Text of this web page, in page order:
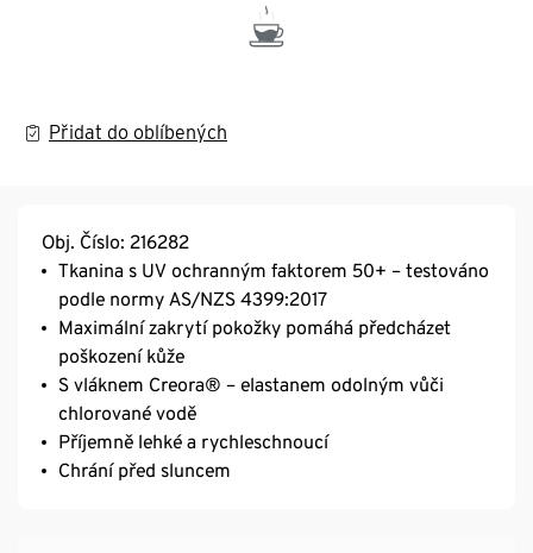
Přidat do oblíbených
Obj. Číslo: 216282
Tkanina s UV ochranným faktorem 50+ – testováno
podle normy AS/NZS 4399:2017
Maximální zakrytí pokožky pomáhá předcházet
poškození kůže
S vláknem Creora® – elastanem odolným vůči
chlorované vodě
Příjemně lehké a rychleschnoucí
Chrání před sluncem